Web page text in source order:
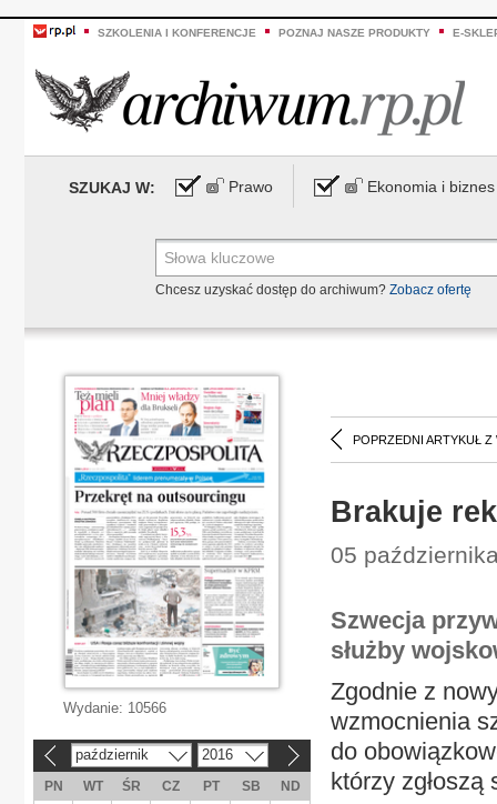
SZKOLENIA I KONFERENCJE POZNAJ NASZE PRODUKTY E-
SZUKAJ W: Prawo Ekonomia i biznes
Chcesz uzyskać dostęp do archiwum? Zobacz ofertę
POPRZEDNI ARTYKUŁ Z
Brakuje
05
Szwecja
służby
Zgodnie z
wzmocnienia
do
którzy zgłoszą
Wydanie: 10566
październik 2016
PN WT ŚR CZ PT SB
ND